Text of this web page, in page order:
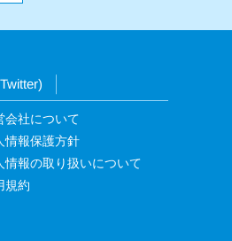
会社について
情報保護方針
情報の取り扱いについて
規約